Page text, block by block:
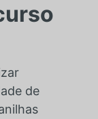
de